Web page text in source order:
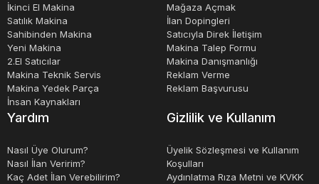
parçasıdır ve birçok sektörde kullanılmaktadır.
İkinci El Makina
Satılık Makina
Sahibinden Makina
Yeni Makina
2.El Satıcılar
Makina Teknik Servis
Makina Yedek Parça
İnsan Kaynakları
Mağaza Açmak
İlan Dopingleri
Satıcıyla Direk İletişim
Makina Talep Formu
Makina Danışmanlığı
Reklam Verme
Reklam Başvurusu
Yardım
Nasıl Üye Olurum?
Nasıl İlan Veririm?
Kaç Adet İlan Verebilirim?
Gizlilik ve Kullanım
Üyelik Sözleşmesi ve Kullanım
Koşulları
Aydınlatma Rıza Metni ve KVKK